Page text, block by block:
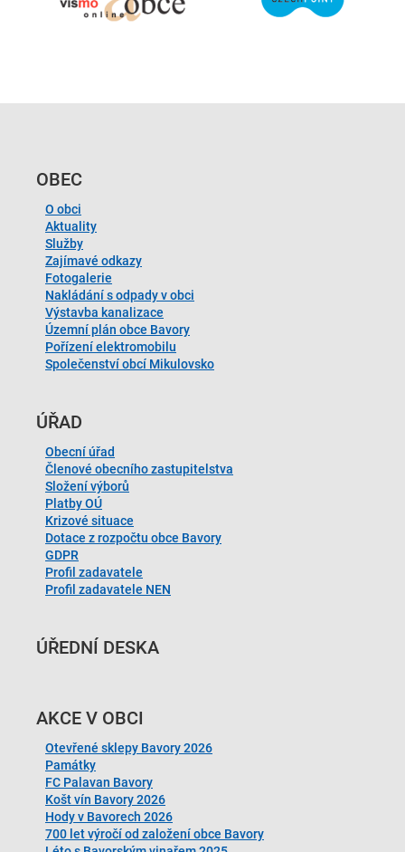
OBEC
O obci
Aktuality
Služby
Zajímavé odkazy
Fotogalerie
Nakládání s odpady v obci
Výstavba kanalizace
Územní plán obce Bavory
Pořízení elektromobilu
Společenství obcí Mikulovsko
ÚŘAD
Obecní úřad
Členové obecního zastupitelstva
Složení výborů
Platby OÚ
Krizové situace
Dotace z rozpočtu obce Bavory
GDPR
Profil zadavatele
Profil zadavatele NEN
ÚŘEDNÍ DESKA
AKCE V OBCI
Otevřené sklepy Bavory 2026
Památky
FC Palavan Bavory
Košt vín Bavory 2026
Hody v Bavorech 2026
700 let výročí od založení obce Bavory